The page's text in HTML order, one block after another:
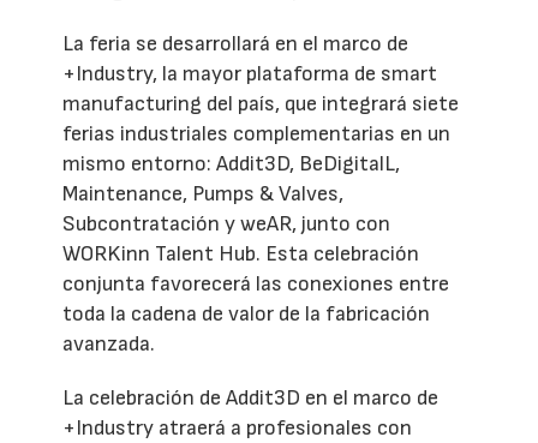
La feria se desarrollará en el marco de
+Industry, la mayor plataforma de smart
manufacturing del país, que integrará siete
ferias industriales complementarias en un
mismo entorno: Addit3D, BeDigitalL,
Maintenance, Pumps & Valves,
Subcontratación y weAR, junto con
WORKinn Talent Hub. Esta celebración
conjunta favorecerá las conexiones entre
toda la cadena de valor de la fabricación
avanzada.
La celebración de Addit3D en el marco de
+Industry atraerá a profesionales con